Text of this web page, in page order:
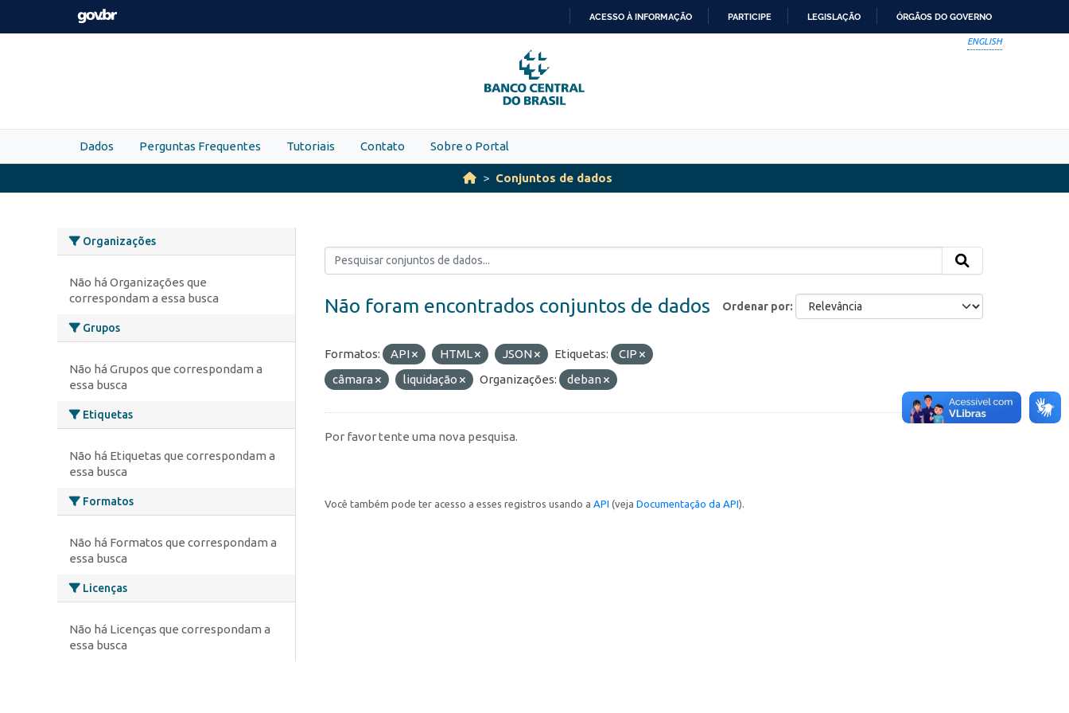
Skip to main content
PARA
O
CONTEÚDO
ACESSO À INFORMAÇÃO PARTICIPE LEGISLAÇÃO ÓRGÃOS DO GOVERNO
ENGLISH
Dados Perguntas Frequentes Tutoriais Contato Sobre o Portal
Conjuntos de dados
Organizações
Não há Organizações que
correspondam a essa busca
Grupos
Não há Grupos que correspondam a
essa busca
Etiquetas
Não há Etiquetas que correspondam a
essa busca
Formatos
Não há Formatos que correspondam a
essa busca
Licenças
Não há Licenças que correspondam a
essa busca
Ordenar por
Não foram encontrados conjuntos de dados
Formatos: API HTML JSON Etiquetas:
CIP
câmara
liquidação Organizações: deban
Por favor tente uma nova pesquisa.
Você também pode ter acesso a esses registros usando a API (veja Documentação da API).